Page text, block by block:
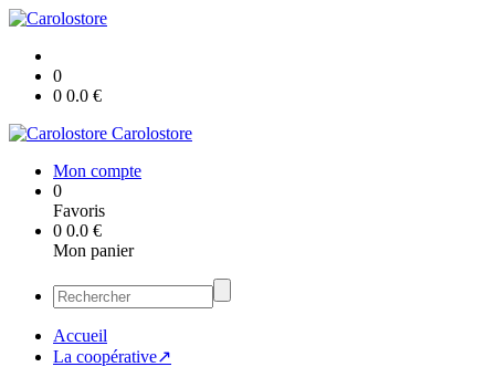
0
0 0.0 €
Carolostore
Mon compte
0
Favoris
0 0.0 €
Mon panier
Accueil
La coopérative↗